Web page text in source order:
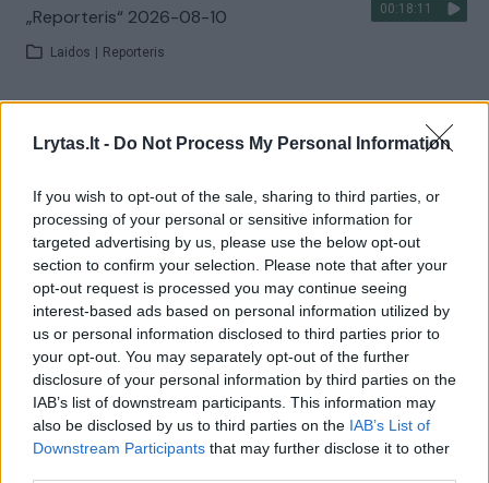
Lrytas.lt - Do Not Process My Personal Information
If you wish to opt-out of the sale, sharing to third parties, or
processing of your personal or sensitive information for
targeted advertising by us, please use the below opt-out
section to confirm your selection. Please note that after your
opt-out request is processed you may continue seeing
interest-based ads based on personal information utilized by
us or personal information disclosed to third parties prior to
your opt-out. You may separately opt-out of the further
disclosure of your personal information by third parties on the
IAB’s list of downstream participants. This information may
also be disclosed by us to third parties on the IAB’s List of
Downstream Participants that may further disclose it to other
00:18:11
„Reporteris“ 2026-08-10
Laidos Reporteris
Žiūrimiausi įrašai
00:00:30
Vaizdai iš tragiškos avarijos Vilniaus r.: dviejų moterų ir
vaiko gyvybių išgelbėti nepavyko
Žinios Lietuvos diena
Savaitės vidurys nusimato karštas: temperatūra kils iki